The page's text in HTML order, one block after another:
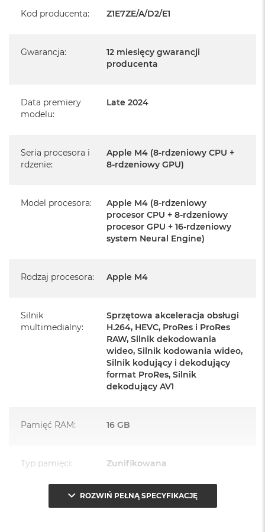
Realizowaną w każdym autoryzowanym punkcie
Szczegółowe informacje na ten temat uzyskają Państwo
Posiada fabryczne opakowanie
Posiada system operacyjny macOS w języku
Język polski wybieramy przy pierwszym uruchomieniu
urządzenia.
Zasilacz o mocy 143W
Przewód USB‑C do ładowania
PASUJE WSZĘDZIE– Ten zaskakująco smukły, dostępny w
ozdobą, gdziekolwiek się pojawi.
zrobisz więcej szybciej. Bawisz się czy pracujesz, edytujesz
Kod producenta: Z1E7ZE/A/D2/E1
Gwarancja:
12 miesięcy gwarancji
producenta
Data premiery
modelu:
Late 2024
Seria procesora i
rdzenie:
Apple M4 (8-rdzeniowy CPU +
8-rdzeniowy GPU)
Model procesora:
Apple M4 (8-rdzeniowy
procesor CPU + 8-rdzeniowy
procesor GPU + 16-rdzeniowy
system Neural Engine)
Rodzaj procesora: Apple M4
Silnik
multimedialny:
Sprzętowa akceleracja obsługi
H.264, HEVC, ProRes i ProRes
RAW, Silnik dekodowania
wideo, Silnik kodowania wideo,
Silnik kodujący i dekodujący
format ProRes, Silnik
dekodujący AV1
Pamięć RAM: 16 GB
Typ pamięci: Zunifikowana
Przepustowość
120 GB/s
ROZWIŃ PEŁNĄ SPECYFIKACJĘ